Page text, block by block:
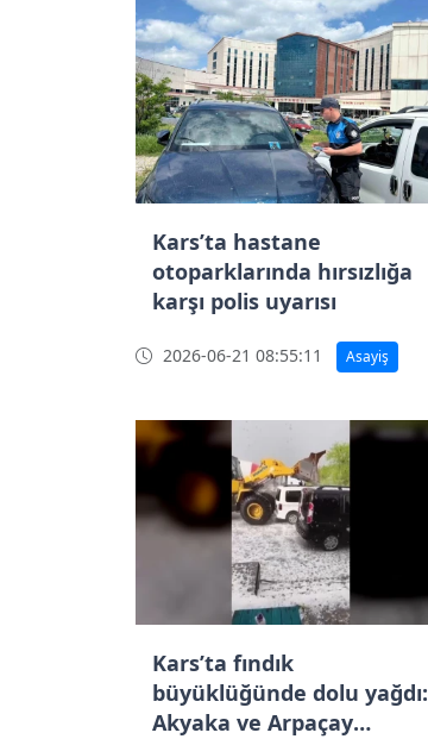
Kars’ta hastane
otoparklarında hırsızlığa
karşı polis uyarısı
2026-06-21 08:55:11 Asayiş
Kars’ta fındık
büyüklüğünde dolu yağdı:
Akyaka ve Arpaçay